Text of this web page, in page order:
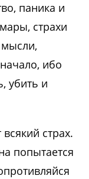
паника и
страхи
ибо
убить и
страх.
попытается